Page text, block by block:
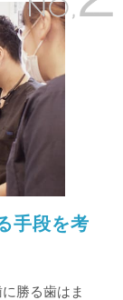
手段を考
勝る歯はま